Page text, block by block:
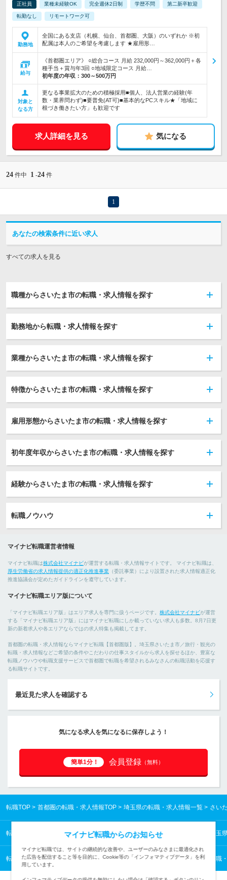
正社員 業種未経験OK 完全週休2日制 学歴不問 第二新卒歓迎
転勤なし リモートワーク可
勤務地
全国にある支店（札幌、仙台、首都圏、大阪）のいずれか ※初
配属は本人のご希望を考慮します ★雇用形…
給与
《首都圏エリア》 ○総合コース 月給 232,000円～362,000円＋各
種手当＋賞与年3回 ○地域限定コース 月給…
初年度の年収： 300～500万円
対象と
なる方
更なる事業拡大のための積極採用■個人、法人営業の経験(年
数・業界問わず)■要普免(AT可)■基本的なPCスキル★「地域に
根づき働きたい方」も歓迎です
求人詳細を見る 気になる
24 件中 1 -24 件
1
あなたの検索条件に近い求人
すべての求人を見る
職種からさいたま市の転職・求人情報を探す
勤務地から転職・求人情報を探す
業種からさいたま市の転職・求人情報を探す
特徴からさいたま市の転職・求人情報を探す
雇用形態からさいたま市の転職・求人情報を探す
初年度年収からさいたま市の転職・求人情報を探す
経験からさいたま市の転職・求人情報を探す
転職ノウハウ
マイナビ転職運営者情報
マイナビ転職は株式会社マイナビが運営する転職・求人情報サイトです。 マイナビ転職は、
厚生労働省の求人情報提供の適正化推進事業 （委託事業）により設置された求人情報適正化
推進協議会が定めたガイドラインを遵守しています。
マイナビ転職エリア版について
「マイナビ転職エリア版」はエリア求人を専門に扱うページです。 株式会社マイナビが運営
する「マイナビ転職エリア版」にはマイナビ転職にしか載っていない求人も多数。8月7日更
新の新着求人や各エリアならではの求人特集も掲載してます。
首都圏の転職・求人情報ならマイナビ転職【首都圏版】。埼玉県さいたま市／旅行・観光の
転職・求人情報などご希望の条件やこだわりの仕事スタイルから求人を探せるほか、豊富な
転職ノウハウや転職支援サービスで首都圏で転職を希望されるみなさんの転職活動を応援す
る転職サイトです。
最近見た求人を確認する
気になる求人を気になるに保存しよう！
簡単1分！ 会員登録 （無料）
転職TOP 首都圏の転職・求人情報TOP 埼玉県の転職・求人情報一覧 さい
転職TOP 首都圏の転職・求人情報TOP 埼玉県の転職・求人情報一覧 埼玉
転職TOP 業種から探す レジャーの転職・求人情報一覧 旅行・観光の転職
マイナビ転職からのお知らせ
マイナビ転職では、サイトの継続的な改善や、ユーザーのみなさまに最適化され
た広告を配信すること等を目的に、Cookie等の「インフォマティブデータ」を利
用しています。